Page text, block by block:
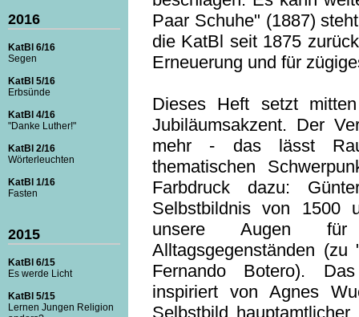
2016
KatBl 6/16
Segen
KatBl 5/16
Erbsünde
KatBl 4/16
"Danke Luther!"
KatBl 2/16
Wörterleuchten
KatBl 1/16
Fasten
2015
KatBl 6/15
Es werde Licht
KatBl 5/15
Lernen Jungen Religion
Paar Schuhe" (1887)
die KatBl seit 1875
Erneuerung und für
Dieses Heft setzt
Jubiläumsakzent. Der
mehr - das lässt
thematischen
Farbdruck dazu:
Selbstbildnis von 1500
unsere Augen
Alltagsgegenständen
Fernando Botero).
inspiriert von Agnes
Selbstbild